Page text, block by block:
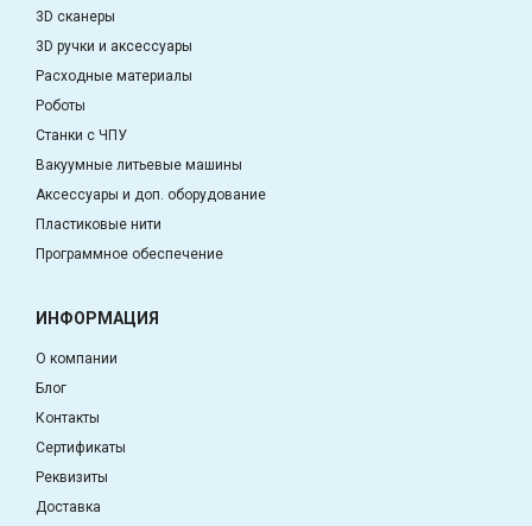
3D сканеры
3D ручки и аксессуары
Расходные материалы
Роботы
Станки с ЧПУ
Вакуумные литьевые машины
Аксессуары и доп. оборудование
Пластиковые нити
Программное обеспечение
ИНФОРМАЦИЯ
О компании
Блог
Контакты
Сертификаты
Реквизиты
Доставка